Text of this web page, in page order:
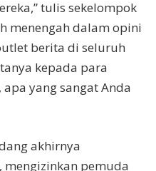
tulis sekelompok
menengah dalam opini
berita di seluruh
kepada para
yang sangat Anda
akhirnya
pemuda